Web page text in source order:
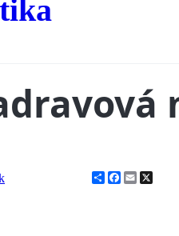
ShareFacebook
Email